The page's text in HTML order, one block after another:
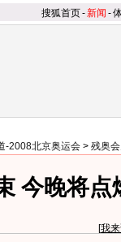
搜狐首页-新闻 -
-2008北京奥运会 > 残奥
今晚将点
[我